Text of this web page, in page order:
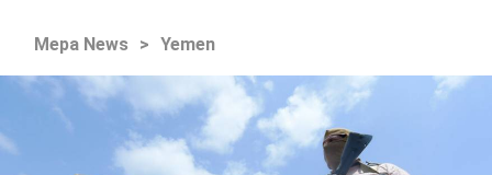
Mepa News > Yemen